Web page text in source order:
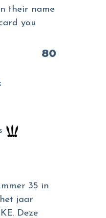
their name
you
80
35 in
jaar
Deze